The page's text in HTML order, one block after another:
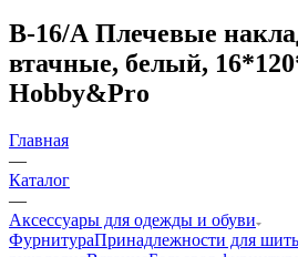
В-16/А Плечевые
втачные, белый,
Hobby&Pro
Главная
—
Каталог
—
Аксессуары для одежды и обуви
ФурнитураПринадлежности для